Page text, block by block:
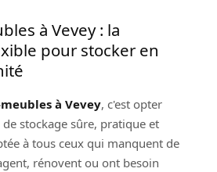
à Vevey : la
pour stocker en
à Vevey, c'est opter
stockage sûre, pratique et
à tous ceux qui manquent de
rénovent ou ont besoin